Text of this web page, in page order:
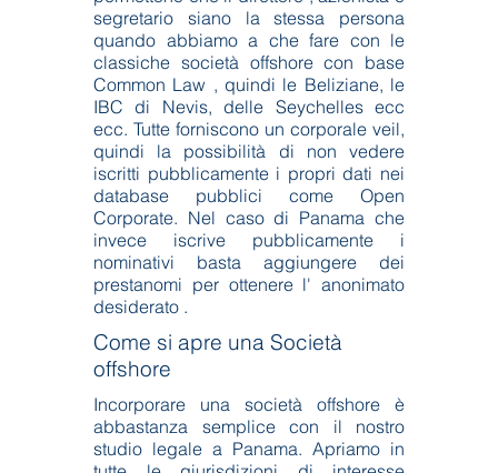
segretario siano la stessa persona
quando abbiamo a che fare con le
classiche società offshore con base
Common Law , quindi le Beliziane, le
IBC di Nevis, delle Seychelles ecc
ecc. Tutte forniscono un corporale veil,
quindi la possibilità di non vedere
iscritti pubblicamente i propri dati nei
database pubblici come Open
Corporate. Nel caso di Panama che
invece iscrive pubblicamente i
nominativi basta aggiungere dei
prestanomi per ottenere l' anonimato
desiderato .
Come si apre una Società
offshore
Incorporare una società offshore è
abbastanza semplice con il nostro
studio legale a Panama. Apriamo in